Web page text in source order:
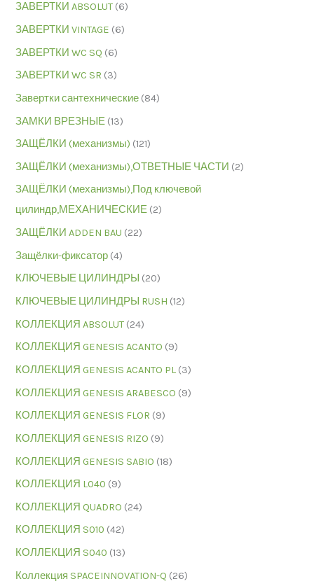
ЗАВЕРТКИ ABSOLUT (6)
ЗАВЕРТКИ VINTAGE (6)
ЗАВЕРТКИ WC SQ (6)
ЗАВЕРТКИ WC SR (3)
Завертки сантехнические (84)
ЗАМКИ ВРЕЗНЫЕ (13)
ЗАЩЁЛКИ (механизмы) (121)
ЗАЩЁЛКИ (механизмы),ОТВЕТНЫЕ ЧАСТИ (2)
ЗАЩЁЛКИ (механизмы),Под ключевой
цилиндр,МЕХАНИЧЕСКИЕ (2)
ЗАЩЁЛКИ ADDEN BAU (22)
Защёлки-фиксатор (4)
КЛЮЧЕВЫЕ ЦИЛИНДРЫ (20)
КЛЮЧЕВЫЕ ЦИЛИНДРЫ RUSH (12)
КОЛЛЕКЦИЯ ABSOLUT (24)
КОЛЛЕКЦИЯ GENESIS ACANTO (9)
КОЛЛЕКЦИЯ GENESIS ACANTO PL (3)
КОЛЛЕКЦИЯ GENESIS ARABESCO (9)
КОЛЛЕКЦИЯ GENESIS FLOR (9)
КОЛЛЕКЦИЯ GENESIS RIZO (9)
КОЛЛЕКЦИЯ GENESIS SABIO (18)
КОЛЛЕКЦИЯ L040 (9)
КОЛЛЕКЦИЯ QUADRO (24)
КОЛЛЕКЦИЯ S010 (42)
КОЛЛЕКЦИЯ S040 (13)
Коллекция SPACEINNOVATION-Q (26)